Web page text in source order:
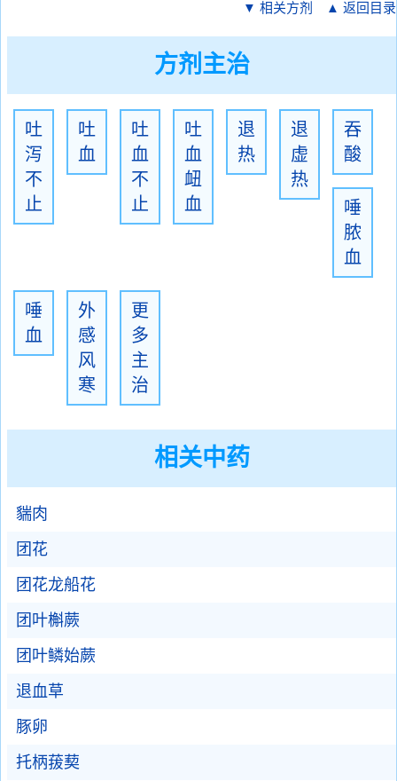
▼ 相关方剂 ▲ 返回目录
方剂主治
吐
泻
不
止
吐
血
吐
血
不
止
吐
血
衄
血
退
热
退
虚
热
吞
酸
唾
脓
血
唾
血
外
感
风
寒
更
多
主
治
相关中药
貒肉
团花
团花龙船花
团叶槲蕨
团叶鳞始蕨
退血草
豚卵
托柄菝葜